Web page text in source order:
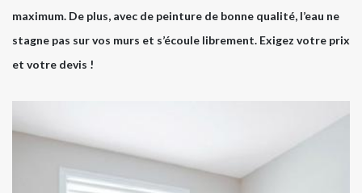
maximum. De plus, avec de peinture de bonne qualité, l’eau ne
stagne pas sur vos murs et s’écoule librement. Exigez votre prix
et votre devis !